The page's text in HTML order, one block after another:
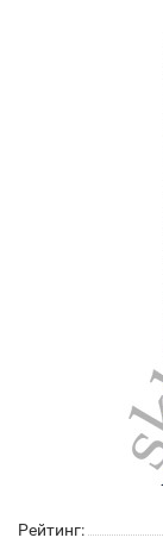
Рейтинг: